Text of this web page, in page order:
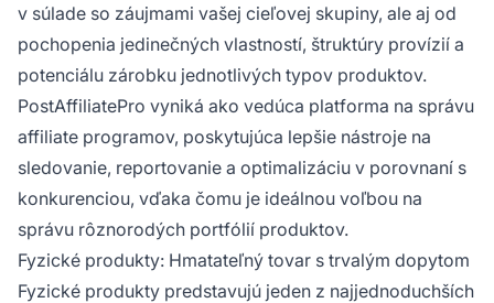
v súlade so záujmami vašej cieľovej skupiny, ale aj od
pochopenia jedinečných vlastností, štruktúry provízií a
potenciálu zárobku jednotlivých typov produktov.
PostAffiliatePro vyniká ako vedúca platforma na správu
affiliate programov, poskytujúca lepšie nástroje na
sledovanie, reportovanie a optimalizáciu v porovnaní s
konkurenciou, vďaka čomu je ideálnou voľbou na
správu rôznorodých portfólií produktov.
Fyzické produkty: Hmatateľný tovar s trvalým dopytom
Fyzické produkty predstavujú jeden z najjednoduchších